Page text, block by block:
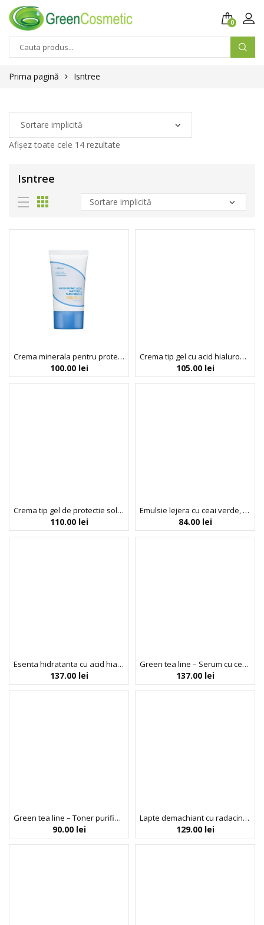
0
Prima pagină Isntree
Afișez toate cele 14 rezultate
Isntree
Crema minerala pentru protectie solara 50+ cu acid hialuronic, Hyaluronic acid line, Isntree, 50ml
100.00 lei
Crema tip gel cu acid hialuronic, Hyaluronic acid line, Isntree, 100ml
105.00 lei
Crema tip gel de protectie solara 50+ cu acid hialuronic, Hyaluronic acid line, Isntree, 50ml
110.00 lei
Emulsie lejera cu ceai verde, Isntree, 120 ml
84.00 lei
Esenta hidratanta cu acid hialuronic, Hyaluronic acid line, Isntree, 50ml
137.00 lei
Green tea line – Serum cu ceai verde, Isntree, 50ml
137.00 lei
Green tea line – Toner purifiant cu ceai verde, Isntree, 200 ml
90.00 lei
Lapte demachiant cu radacina de igname, Yam root line, Isntree, 220ml
129.00 lei